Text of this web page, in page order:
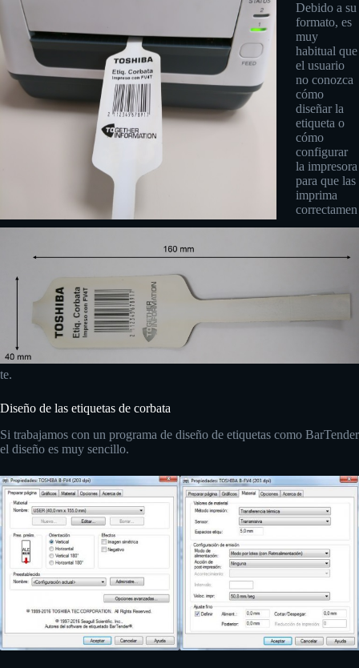
Debido a su
formato, es
muy
habitual que
el usuario
no conozca
cómo
diseñar la
etiqueta o
cómo
configurar
la impresora
para que las
imprima
correctamen
te.
Diseño de las etiquetas de corbata
Si trabajamos con un programa de diseño de etiquetas como BarTender
el diseño es muy sencillo.